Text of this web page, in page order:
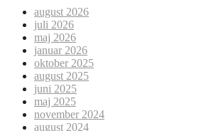
august 2026
juli 2026
maj 2026
januar 2026
oktober 2025
august 2025
juni 2025
maj 2025
november 2024
august 2024